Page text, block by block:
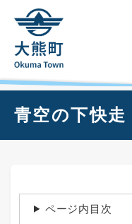
頭
メニ
青空の下快走
ページ内目次